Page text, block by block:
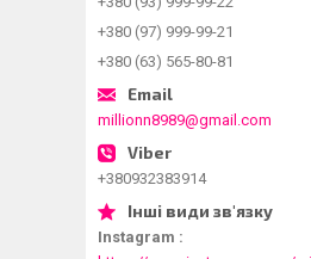
+380 (97) 999-99-21
+380 (63) 565-80-81
millionn8989@gmail.com
+380932383914
Instagram